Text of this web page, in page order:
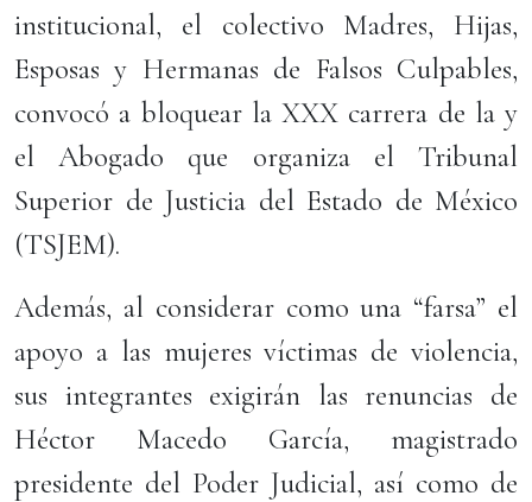
institucional, el colectivo Madres, Hijas,
Esposas y Hermanas de Falsos Culpables,
convocó a bloquear la XXX carrera de la y
el Abogado que organiza el Tribunal
Superior de Justicia del Estado de México
(TSJEM).
Además, al considerar como una “farsa” el
apoyo a las mujeres víctimas de violencia,
sus integrantes exigirán las renuncias de
Héctor Macedo García, magistrado
presidente del Poder Judicial, así como de